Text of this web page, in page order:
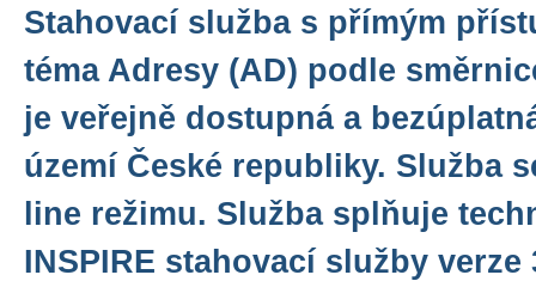
Stahovací služba s přímým
téma Adresy (AD) podle
je veřejně dostupná a
území České republiky. Služba
line režimu. Služba splňuje
INSPIRE stahovací služby verze